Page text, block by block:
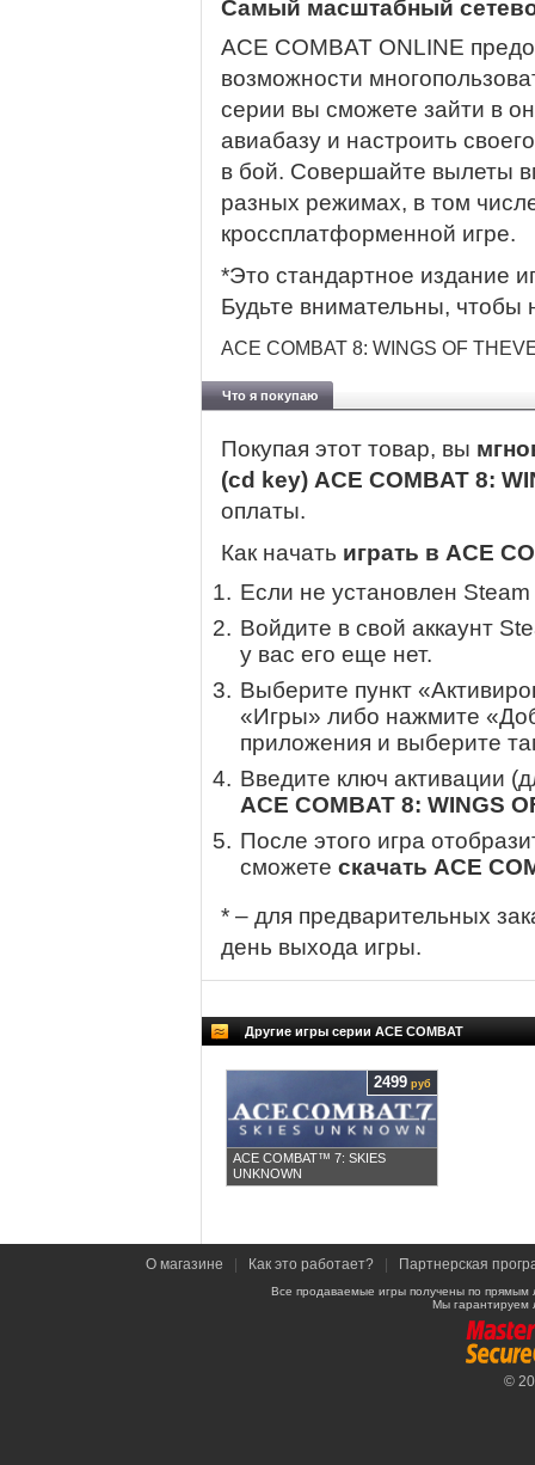
Самый масштабный
ACE COMBAT ONLINE
возможности
серии вы сможете зайти в
авиабазу и настроить
в бой. Совершайте вылеты
разных режимах, в том
кроссплатформенной игре.
*Это стандартное издание
Будьте внимательны, чтобы
ACE COMBAT 8: WINGS OF
Что я покупаю
Покупая этот товар, вы
(cd key) ACE COMBAT 8:
оплаты.
Как начать играть в ACE
Если не установлен
Войдите в свой аккаунт
у вас его еще нет.
Выберите пункт
«Игры» либо нажмите
приложения и выберите
Введите ключ активации
ACE COMBAT 8: WINGS
После этого игра
сможете скачать ACE
* – для предварительных
день выхода игры.
Другие игры серии ACE COMBAT
ACE COMBAT™ 7: SKIES
UNKNOWN
2499 руб
О магазине Как это работает? Партнерская
Все продаваемые игры получены по
Мы гарантируем
©